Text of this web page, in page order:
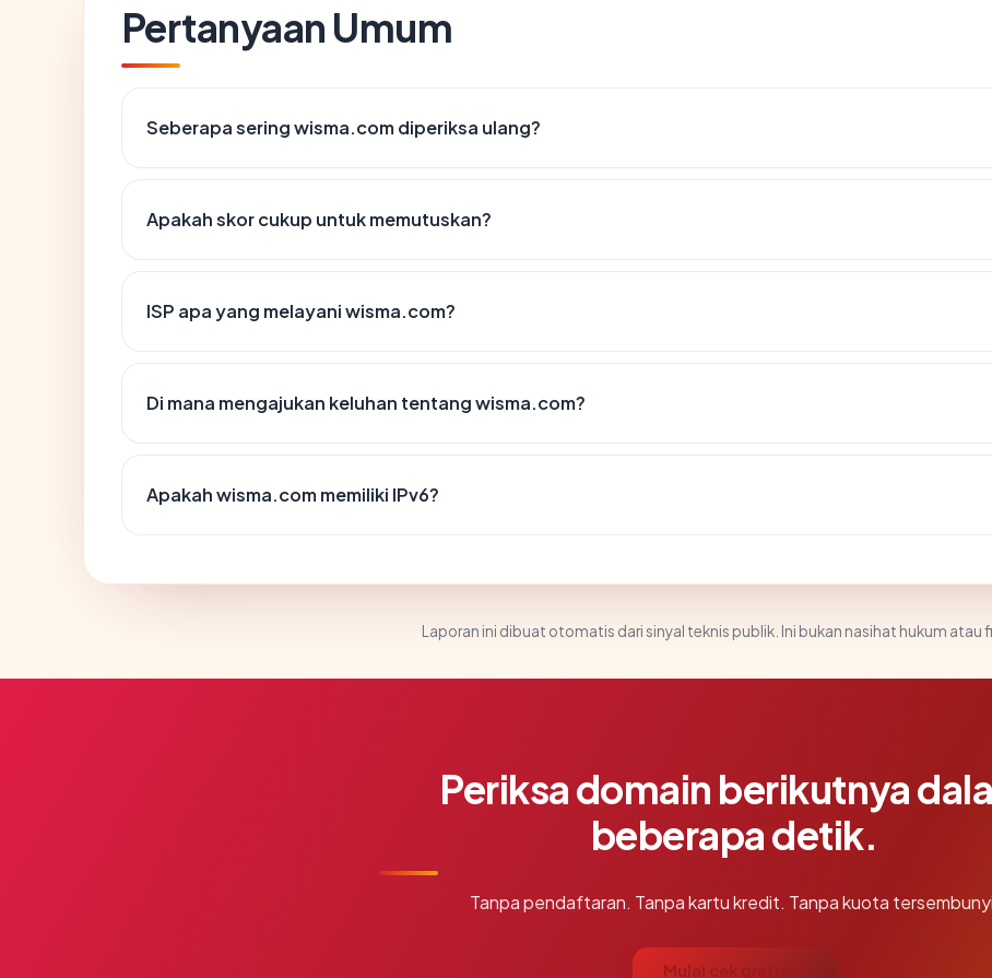
Pertanyaan Umum
Seberapa sering wisma.com diperiksa ulang?
Apakah skor cukup untuk memutuskan?
ISP apa yang melayani wisma.com?
Di mana mengajukan keluhan tentang wisma.com?
Apakah wisma.com memiliki IPv6?
Laporan ini dibuat otomatis dari sinyal teknis publik. Ini bukan nasihat hukum atau
Periksa domain berikutnya
beberapa detik.
Tanpa pendaftaran. Tanpa kartu kredit. Tanpa kuota
Mulai cek gratis →